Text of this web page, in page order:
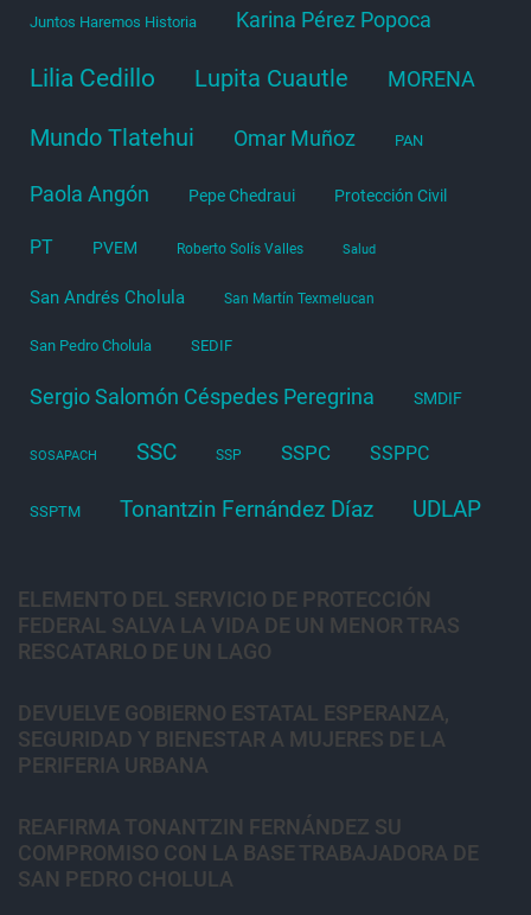
Juntos Haremos Historia Karina Pérez Popoca
Lilia Cedillo Lupita Cuautle MORENA
Mundo Tlatehui Omar Muñoz PAN
Paola Angón Pepe Chedraui Protección Civil
PT PVEM Roberto Solís Valles Salud
San Andrés Cholula San Martín Texmelucan
San Pedro Cholula SEDIF
Sergio Salomón Céspedes Peregrina SMDIF
SOSAPACH SSC SSP SSPC SSPPC
SSPTM Tonantzin Fernández Díaz UDLAP
ELEMENTO DEL SERVICIO DE PROTECCIÓN
FEDERAL SALVA LA VIDA DE UN MENOR TRAS
RESCATARLO DE UN LAGO
DEVUELVE GOBIERNO ESTATAL ESPERANZA,
SEGURIDAD Y BIENESTAR A MUJERES DE LA
PERIFERIA URBANA
REAFIRMA TONANTZIN FERNÁNDEZ SU
COMPROMISO CON LA BASE TRABAJADORA DE
SAN PEDRO CHOLULA